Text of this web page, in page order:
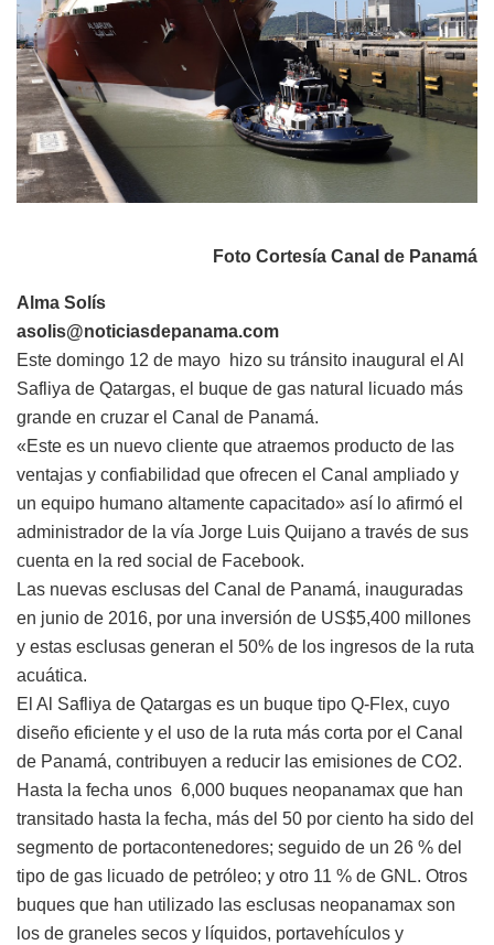
Foto Cortesía Canal de Panamá
Alma Solís
asolis@noticiasdepanama.com
Este domingo 12 de mayo hizo su tránsito inaugural el Al
Safliya de Qatargas, el buque de gas natural licuado más
grande en cruzar el Canal de Panamá.
«Este es un nuevo cliente que atraemos producto de las
ventajas y confiabilidad que ofrecen el Canal ampliado y
un equipo humano altamente capacitado» así lo afirmó el
administrador de la vía Jorge Luis Quijano a través de sus
cuenta en la red social de Facebook.
Las nuevas esclusas del Canal de Panamá, inauguradas
en junio de 2016, por una inversión de US$5,400 millones
y estas esclusas generan el 50% de los ingresos de la ruta
acuática.
El Al Safliya de Qatargas es un buque tipo Q-Flex, cuyo
diseño eficiente y el uso de la ruta más corta por el Canal
de Panamá, contribuyen a reducir las emisiones de CO2.
Hasta la fecha unos 6,000 buques neopanamax que han
transitado hasta la fecha, más del 50 por ciento ha sido del
segmento de portacontenedores; seguido de un 26 % del
tipo de gas licuado de petróleo; y otro 11 % de GNL. Otros
buques que han utilizado las esclusas neopanamax son
los de graneles secos y líquidos, portavehículos y